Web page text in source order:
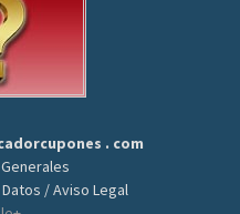
. com
/ Aviso Legal